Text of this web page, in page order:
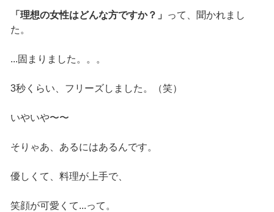
「理想の女性はどんな方ですか？」
って、聞かれまし
た。
...固まりました。。。
3秒くらい、フリーズしました。（笑）
いやいや〜〜
そりゃあ、あるにはあるんです。
優しくて、料理が上手で、
笑顔が可愛くて...って。